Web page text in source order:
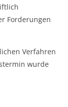
Forderungen
Verfahren
wurde